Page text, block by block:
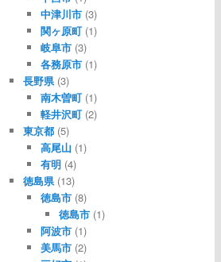
中津川市 (3)
関ヶ原町 (1)
岐阜市 (3)
各務原市 (1)
長野県(3)
南木曽町 (1)
軽井沢町 (2)
東京都(5)
高尾山 (1)
有明 (4)
徳島県(13)
徳島市 (8)
徳島市(1)
阿波市 (1)
美馬市 (2)